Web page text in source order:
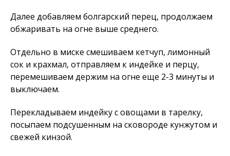
Далее добавляем болгарский перец, продолжаем
обжаривать на огне выше среднего.
Отдельно в миске смешиваем кетчуп, лимонный
сок и крахмал, отправляем к индейке и перцу,
перемешиваем держим на огне еще 2-3 минуты и
выключаем.
Перекладываем индейку с овощами в тарелку,
посыпаем подсушенным на сковороде кунжутом и
свежей кинзой.